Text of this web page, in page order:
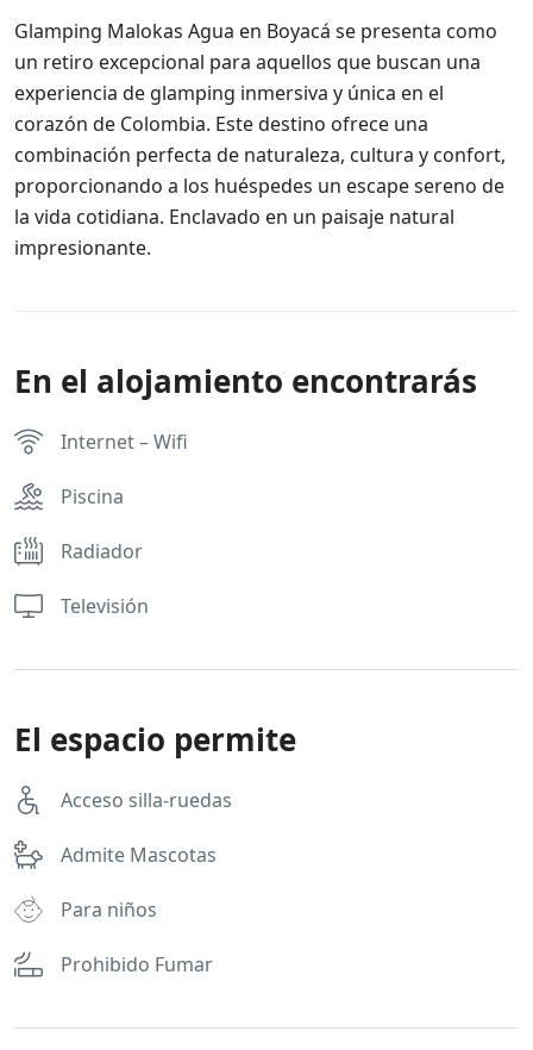
Glamping Malokas Agua en Boyacá se presenta como
un retiro excepcional para aquellos que buscan una
experiencia de glamping inmersiva y única en el
corazón de Colombia. Este destino ofrece una
combinación perfecta de naturaleza, cultura y confort,
proporcionando a los huéspedes un escape sereno de
la vida cotidiana. Enclavado en un paisaje natural
impresionante.
En el alojamiento encontrarás
Internet – Wifi
Piscina
Radiador
Televisión
El espacio permite
Acceso silla-ruedas
Admite Mascotas
Para niños
Prohibido Fumar